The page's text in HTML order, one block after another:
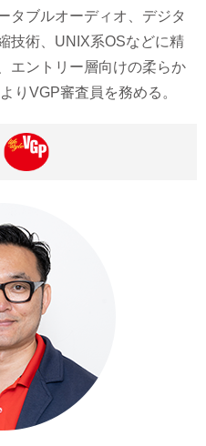
タブルオーディオ、デジタ
技術、UNIX系OSなどに精
エントリー層向けの柔らか
りVGP審査員を務める。